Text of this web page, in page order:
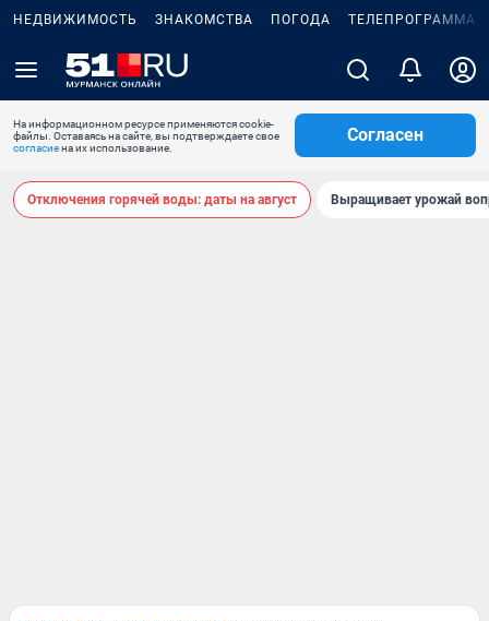
НЕДВИЖИМОСТЬ ЗНАКОМСТВА ПОГОДА ТЕЛЕПРОГРАММА
На информационном ресурсе применяются cookie-
файлы. Оставаясь на сайте, вы подтверждаете свое
согласиена их использование.
Согласен
Отключения горячей воды: даты на август Выращивает урожай